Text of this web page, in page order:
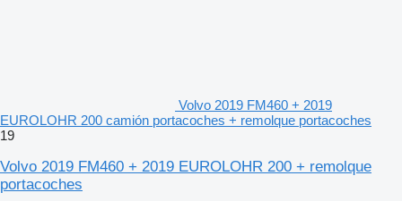
Volvo 2019 FM460 + 2019
EUROLOHR 200 camión portacoches + remolque portacoches
19
Volvo 2019 FM460 + 2019 EUROLOHR 200 + remolque
portacoches